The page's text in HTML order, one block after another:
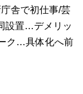
舎で初仕事/芸
設置…デメリッ
ク…具体化へ前